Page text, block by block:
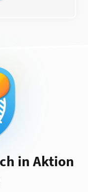
in Aktion